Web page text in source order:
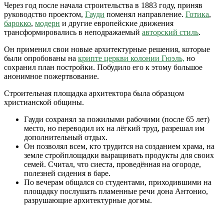
Через год после начала строительства в 1883 году, приняв
руководство проектом, Гауди поменял направление. Готика,
барокко, модерн и другие европейские движения
трансформировались в неподражаемый авторский стиль.
Он применил свои новые архитектурные решения, которые
были опробованы на крипте церкви колонии Гюэль, но
сохранил план постройки. Побудило его к этому большое
анонимное пожертвование.
Строительная площадка архитектора была образцом
христианской общины.
Гауди сохранял за пожилыми рабочими (после 65 лет)
место, но переводил их на лёгкий труд, разрешал им
дополнительный отдых.
Он позволял всем, кто трудится на созданием храма, на
земле стройплощадки выращивать продукты для своих
семей. Считал, что сиеста, проведённая на огороде,
полезней сидения в баре.
По вечерам общался со студентами, приходившими на
площадку послушать пламенные речи дона Антонио,
разрушающие архитектурные догмы.